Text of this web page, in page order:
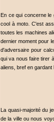
En ce qui concerne
cool à moto. C'est
toutes les machines
dernier moment pour
d'adversaire pour
qui va nous faire tirer
aliens, bref en gardant
La quasi-majorité du
de la ville ou nous